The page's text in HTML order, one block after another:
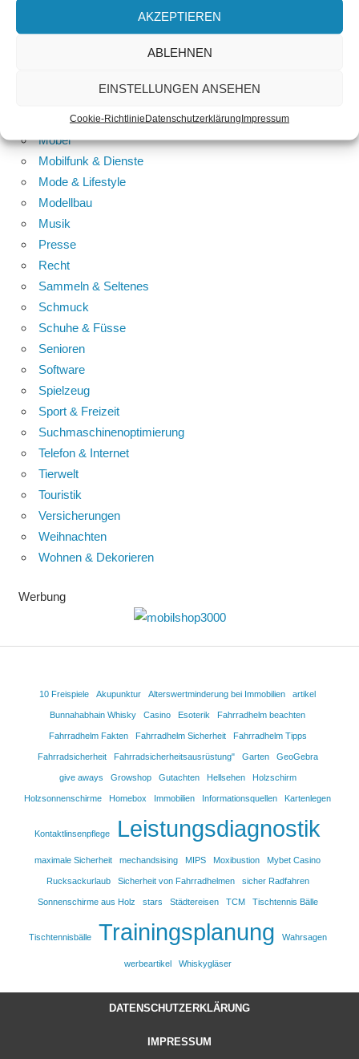
AKZEPTIEREN
ABLEHNEN
EINSTELLUNGEN ANSEHEN
Cookie-RichtlinieDatenschutzerklärungImpressum
Kommunikation
Medizin & Forschung
Möbel
Mobilfunk & Dienste
Mode & Lifestyle
Modellbau
Musik
Presse
Recht
Sammeln & Seltenes
Schmuck
Schuhe & Füsse
Senioren
Software
Spielzeug
Sport & Freizeit
Suchmaschinenoptimierung
Telefon & Internet
Tierwelt
Touristik
Versicherungen
Weihnachten
Wohnen & Dekorieren
Werbung
10 Freispiele Akupunktur Alterswertminderung bei Immobilien artikel
Bunnahabhain Whisky Casino Esoterik Fahrradhelm beachten
Fahrradhelm Fakten Fahrradhelm Sicherheit Fahrradhelm Tipps
Fahrradsicherheit Fahrradsicherheitsausrüstung" Garten GeoGebra
give aways Growshop Gutachten Hellsehen Holzschirm
Holzsonnenschirme Homebox Immobilien Informationsquellen Kartenlegen
Kontaktlinsenpflege Leistungsdiagnostik
maximale Sicherheit mechandsising MIPS Moxibustion Mybet Casino
Rucksackurlaub Sicherheit von Fahrradhelmen sicher Radfahren
Sonnenschirme aus Holz stars Städtereisen TCM Tischtennis Bälle
Tischtennisbälle Trainingsplanung Wahrsagen
werbeartikel Whiskygläser
DATENSCHUTZERKLÄRUNG
IMPRESSUM